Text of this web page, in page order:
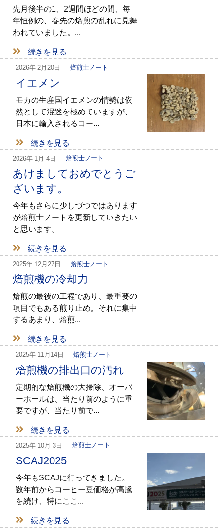
先月後半の1、2週間ほどの間、毎
年恒例の、春先の焙煎の乱れに見舞
われていました。...
続きを見る
2026年 2月20日 焙煎士ノート
イエメン
モカの生産国イエメンの情勢は依
然として混迷を極めていますが、
日本に輸入されるコー...
続きを見る
2026年 1月 4日 焙煎士ノート
あけましておめでとうご
ざいます。
今年もさらに少しづつではあります
が焙煎士ノートを更新していきたい
と思います。
続きを見る
2025年 12月27日 焙煎士ノート
焙煎機の冷却力
焙煎の最後の工程であり、最重要の
項目でもある煎り止め。それに集中
するあまり、焙煎...
続きを見る
2025年 11月14日 焙煎士ノート
焙煎機の排出口の汚れ
定期的な焙煎機の大掃除、オーバ
ーホールは、当たり前のように重
要ですが、当たり前で...
続きを見る
2025年 10月 3日 焙煎士ノート
SCAJ2025
今年もSCAJに行ってきました。
数年前からコーヒー豆価格が高騰
を続け、特にここ...
続きを見る